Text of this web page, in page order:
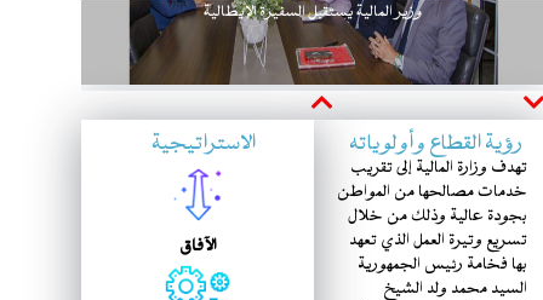
وزير المالية يستقبل السفيرة الإيطالية
رؤية القطاع وأولوياته
تهدف وزارة المالية إلى تقريب
خدمات مصالحها من المواطن
بجودة عالية وذلك من خلال
تسريع وتيرة العمل الذي تعهد
بها فخامة رئيس الجمهورية
السيد محمد ولد الشيخ
الاستراتيجية
الآفاق